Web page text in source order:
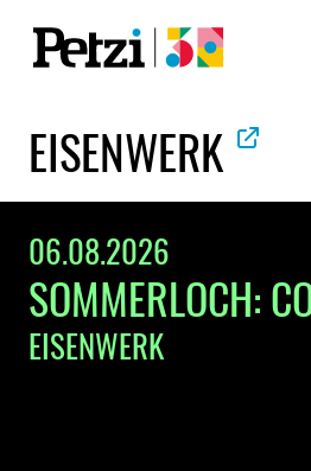
EISENWERK
06.08.2026
SOMMERLOCH:
EISENWERK